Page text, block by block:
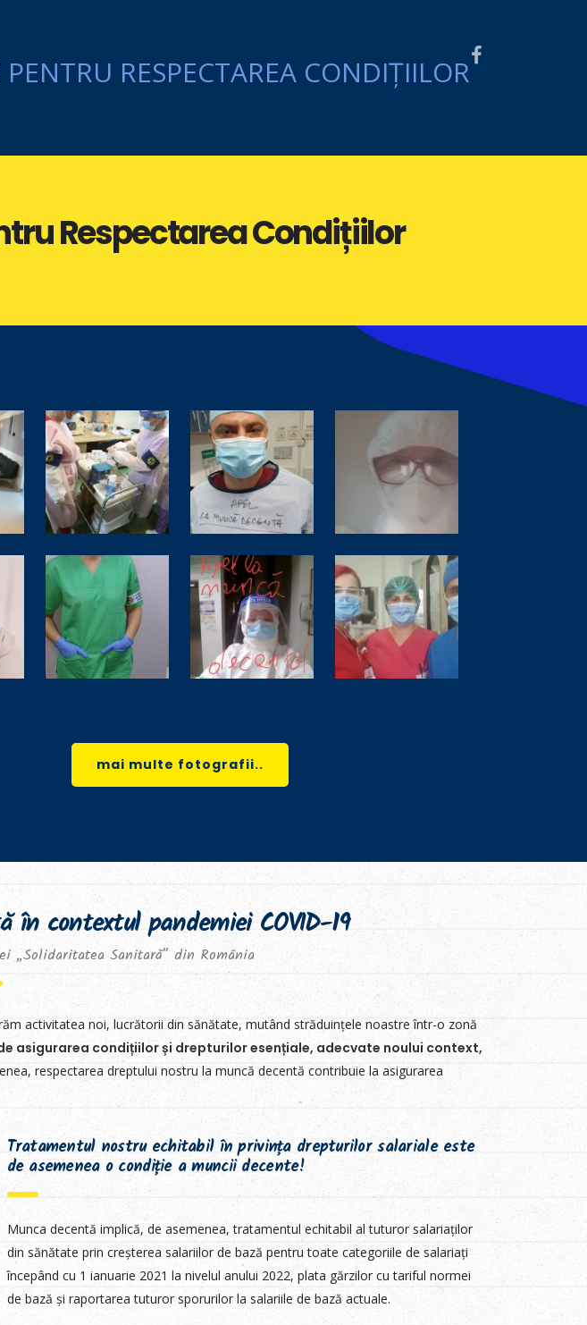
Respectarea Condițiilor
mai multe fotografii..
în contextul pandemiei COVID-19
„Solidaritatea Sanitară” din România
activitatea noi, lucrătorii din sănătate, mutând străduințele noastre într-o zonă
asigurarea condițiilor și drepturilor esențiale, adecvate noului context,
respectarea dreptului nostru la muncă decentă contribuie la asigurarea
Tratamentul nostru echitabil în privința drepturilor salariale este
de asemenea o condiție a muncii decente!
Munca decentă implică, de asemenea, tratamentul echitabil al tuturor salariaților
din sănătate prin creșterea salariilor de bază pentru toate categoriile de salariați
începând cu 1 ianuarie 2021 la nivelul anului 2022, plata gărzilor cu tariful normei
de bază și raportarea tuturor sporurilor la salariile de bază actuale.